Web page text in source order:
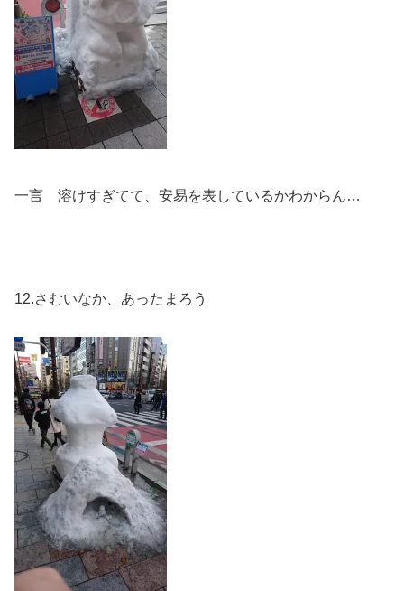
一言 溶けすぎてて、安易を表しているかわからん…
12.さむいなか、あったまろう